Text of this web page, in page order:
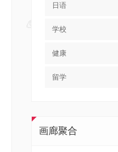
日语
学校
健康
留学
画廊聚合